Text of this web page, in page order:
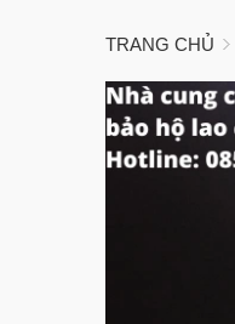
TRANG CHỦ